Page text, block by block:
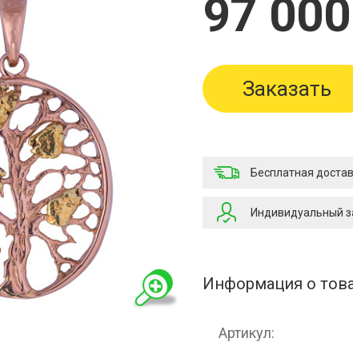
97 000
Заказать
Бесплатная
Индивидуальный
Информация о
Артикул